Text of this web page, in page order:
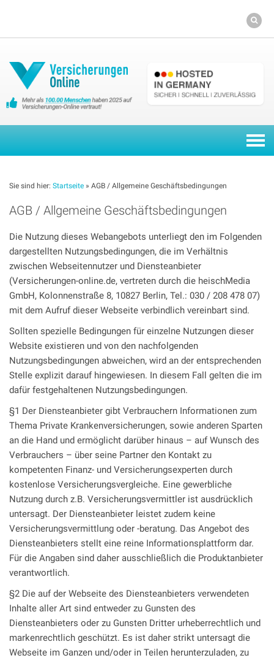
content
Sie sind hier: Startseite » AGB / Allgemeine Geschäftsbedingungen
AGB / Allgemeine Geschäftsbedingungen
Die Nutzung dieses Webangebots unterliegt den im Folgenden
dargestellten Nutzungsbedingungen, die im Verhältnis
zwischen Webseitennutzer und Diensteanbieter
(Versicherungen-online.de, vertreten durch die heischMedia
GmbH, Kolonnenstraße 8, 10827 Berlin, Tel.: 030 / 208 478 07)
mit dem Aufruf dieser Webseite verbindlich vereinbart sind.
Sollten spezielle Bedingungen für einzelne Nutzungen dieser
Website existieren und von den nachfolgenden
Nutzungsbedingungen abweichen, wird an der entsprechenden
Stelle explizit darauf hingewiesen. In diesem Fall gelten die im
dafür festgehaltenen Nutzungsbedingungen.
§1 Der Diensteanbieter gibt Verbrauchern Informationen zum
Thema Private Krankenversicherungen, sowie anderen Sparten
an die Hand und ermöglicht darüber hinaus – auf Wunsch des
Verbrauchers – über seine Partner den Kontakt zu
kompetenten Finanz- und Versicherungsexperten durch
kostenlose Versicherungsvergleiche. Eine gewerbliche
Nutzung durch z.B. Versicherungsvermittler ist ausdrücklich
untersagt. Der Diensteanbieter leistet zudem keine
Versicherungsvermittlung oder -beratung. Das Angebot des
Diensteanbieters stellt eine reine Informationsplattform dar.
Für die Angaben sind daher ausschließlich die Produktanbieter
verantwortlich.
§2 Die auf der Webseite des Diensteanbieters verwendeten
Inhalte aller Art sind entweder zu Gunsten des
Diensteanbieters oder zu Gunsten Dritter urheberrechtlich und
markenrechtlich geschützt. Es ist daher strikt untersagt die
Webseite im Ganzen und/oder in Teilen herunterzuladen, zu